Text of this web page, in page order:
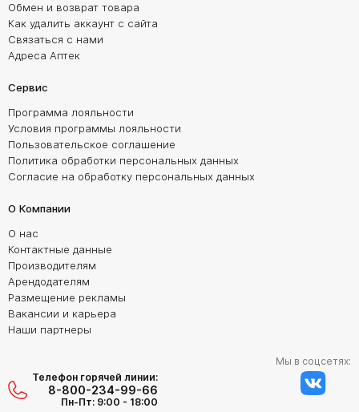
Обмен и возврат товара
Как удалить аккаунт с сайта
Связаться с нами
Адреса Аптек
Сервис
Программа лояльности
Условия программы лояльности
Пользовательское соглашение
Политика обработки персональных данных
Согласие на обработку персональных данных
О Компании
О нас
Контактные данные
Производителям
Арендодателям
Размещение рекламы
Вакансии и карьера
Наши партнеры
Телефон горячей линии:
8-800-234-99-66
Пн-Пт: 9:00 - 18:00
Мы в соцсетях: